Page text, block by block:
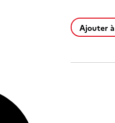
Ajouter